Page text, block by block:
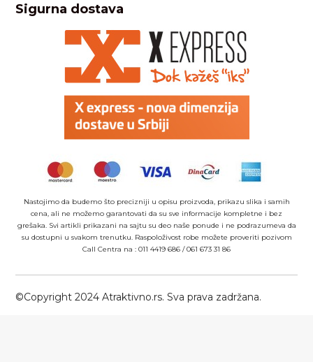
Sigurna dostava
Nastojimo da budemo što precizniji u opisu proizvoda, prikazu slika i samih
cena, ali ne možemo garantovati da su sve informacije kompletne i bez
grešaka. Svi artikli prikazani na sajtu su deo naše ponude i ne podrazumeva da
su dostupni u svakom trenutku. Raspoloživost robe možete proveriti pozivom
Call Centra na : 011 4419 686 /061 673 31 86
©Copyright 2024 Atraktivno.rs. Sva prava zadržana.